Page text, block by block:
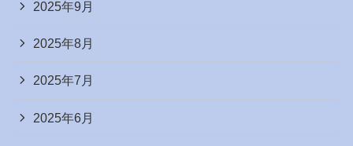
2025年9月
2025年8月
2025年7月
2025年6月